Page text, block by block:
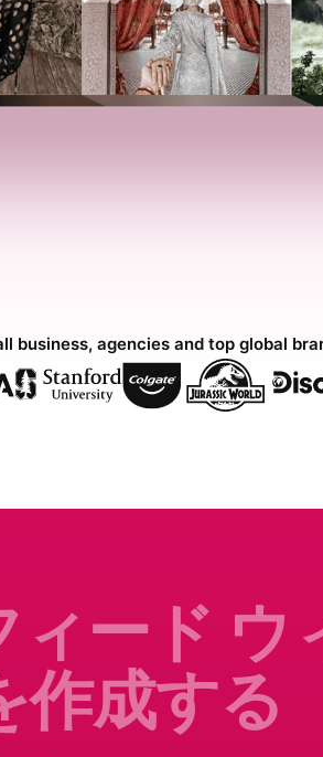
business, agencies and top global
ード ウ
作成する